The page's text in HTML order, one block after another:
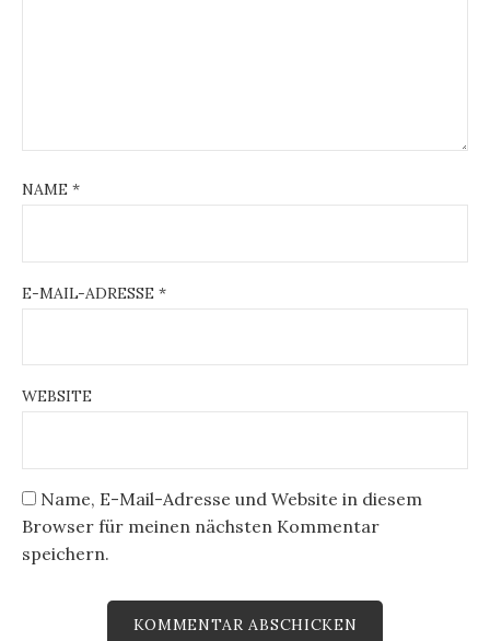
NAME *
E-MAIL-ADRESSE *
WEBSITE
Name, E-Mail-Adresse und Website in diesem
Browser für meinen nächsten Kommentar
speichern.